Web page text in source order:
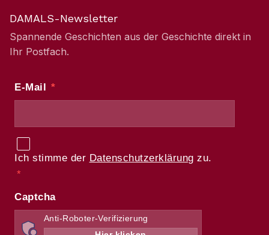
DAMALS-Newsletter
Spannende Geschichten aus der Geschichte direkt in
Ihr Postfach.